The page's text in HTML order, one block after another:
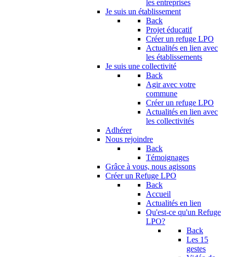
les entreprises
Je suis un établissement
Back
Projet éducatif
Créer un refuge LPO
Actualités en lien avec
les établissements
Je suis une collectivité
Back
Agir avec votre
commune
Créer un refuge LPO
Actualités en lien avec
les collectivités
Adhérer
Nous rejoindre
Back
Témoignages
Grâce à vous, nous agissons
Créer un Refuge LPO
Back
Accueil
Actualités en lien
Qu'est-ce qu'un Refuge
LPO?
Back
Les 15
gestes